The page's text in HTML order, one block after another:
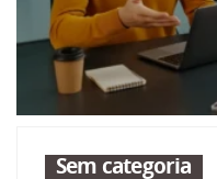
Sem categoria